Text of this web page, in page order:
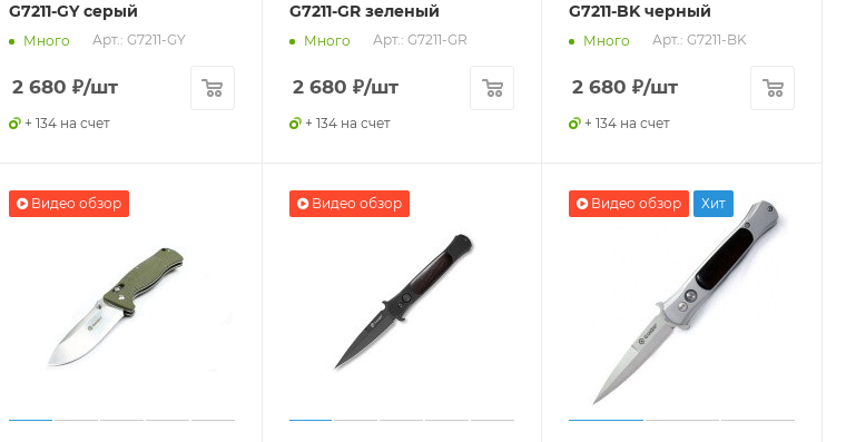
G7211-GY серый
Много Арт.: G7211-GY
2 680 ₽/шт
+ 134 на счет
G7211-GR зеленый
Много Арт.: G7211-GR
2 680 ₽/шт
+ 134 на счет
G7211-BK черный
Много Арт.: G7211-BK
2 680 ₽/шт
+ 134 на счет
Видео обзор Видео обзор Видео обзор Хит